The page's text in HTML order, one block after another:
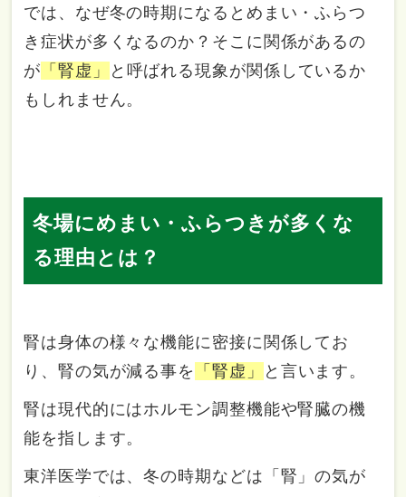
では、なぜ冬の時期になるとめまい・ふらつ
き症状が多くなるのか？そこに関係があるの
が 「腎虚」
と呼ばれる現象が関係しているか
もしれません。
冬場にめまい・ふらつきが多くな
る理由とは？
腎は身体の様々な機能に密接に関係してお
り、腎の気が減る事を
「腎虚」 と言います。
腎は現代的にはホルモン調整機能や腎臓の機
能を指します。
東洋医学では、冬の時期などは「腎」の気が